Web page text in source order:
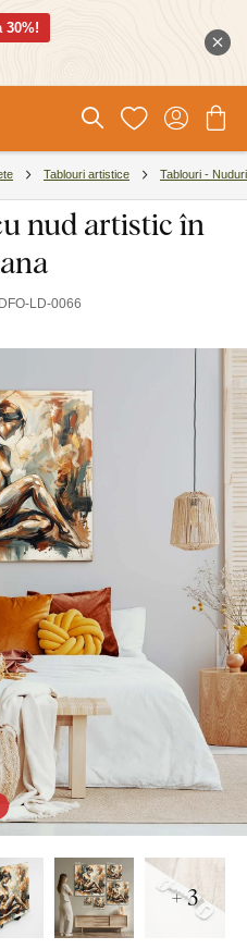
30%!
Tablouri artistice Tablouri - Nuduri
nud artistic în
DFO-LD-0066
+ 3